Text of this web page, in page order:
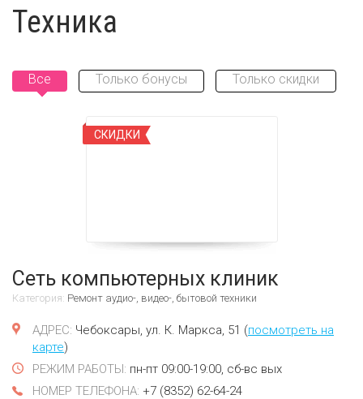
Техника
Все Только бонусы Только скидки
СКИДКИ
Сеть компьютерных клиник
Категория: Ремонт аудио-, видео-, бытовой техники
Чебоксары, ул. К. Маркса, 51 (посмотреть на
карте)
пн-пт 09:00-19:00, сб-вс вых
+7 (8352) 62-64-24